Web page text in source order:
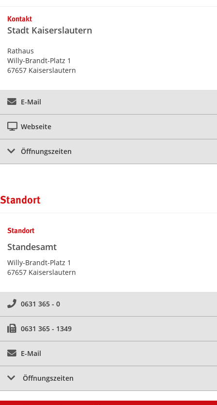
Kontaktinformationen und Weiterführendes
Kontakt
Stadt Kaiserslautern
Rathaus
Willy-Brandt-Platz 1
67657 Kaiserslautern
E-Mail
Webseite
Öffnungszeiten
Standort
Standort
Standesamt
Willy-Brandt-Platz 1
67657 Kaiserslautern
0631 365 - 0
0631 365 - 1349
E-Mail
Öffnungszeiten